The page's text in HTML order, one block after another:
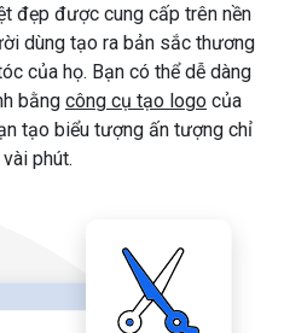
đẹp được cung cấp trên nền
dùng tạo ra bản sắc thương
của họ. Bạn có thể dễ dàng
bằng công cụ tạo logo của
tạo biểu tượng ấn tượng chỉ
phút.